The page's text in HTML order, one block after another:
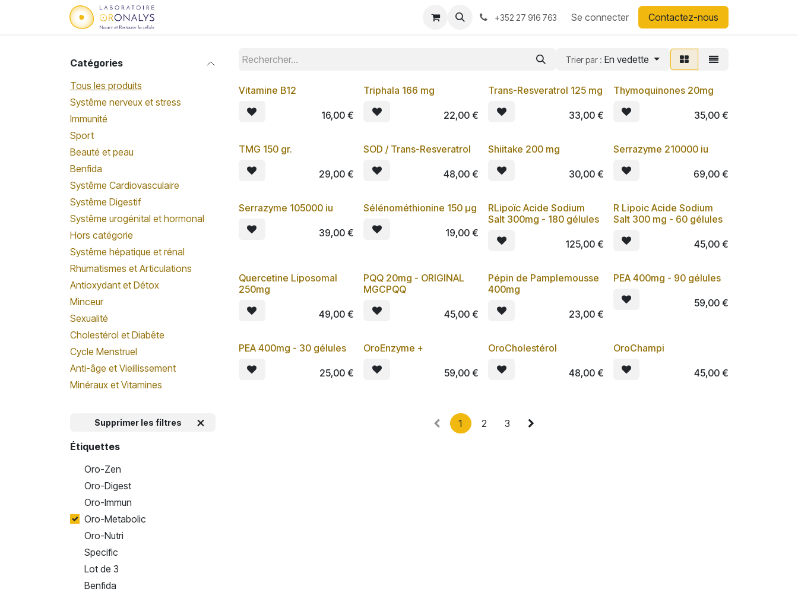
Se rendre au contenu
Blog +352 27 916 763 Se connecter Contactez-nous
Catégories
Tous les produits
Systême nerveux et stress
Immunité
Sport
Beauté et peau
Benfida
Systême Cardiovasculaire
Systême Digestif
Systême urogénital et hormonal
Hors catégorie
Systême hépatique et rénal
Rhumatismes et Articulations
Antioxydant et Détox
Minceur
Sexualité
Cholestérol et Diabête
Cycle Menstruel
Anti-âge et Vieillissement
Minéraux et Vitamines
Supprimer les filtres
Étiquettes
Oro-Zen
Oro-Digest
Oro-Immun
Oro-Metabolic
Oro-Nutri
Specific
Lot de 3
Benfida
Trier par : En vedette
Vitamine B12
16,00 €
Triphala 166 mg
22,00 € Lot de 3
Trans-Resveratrol 125 mg
33,00€
Thymoquinones 20mg
35,00€
TMG 150 gr.
29,00 € Lot de 3
SOD / Trans-Resveratrol
48,00 €
Shiitake 200 mg
30,00€ Lot de 3
Serrazyme 210000 iu
69,00€
Lot de 3
Serrazyme 105000 iu
39,00 €
Sélénométhionine 150 µg
19,00 € Lot de 3
RLipoïc Acide Sodium
Salt 300mg - 180 gélules
125,00€
R Lipoic Acide Sodium
Salt 300 mg - 60 gélules
45,00€
Quercetine Liposomal
250mg
49,00 €
PQQ 20mg - ORIGINAL
MGCPQQ
45,00 €
Lot de 3
Pépin de Pamplemousse
400mg
23,00€
PEA 400mg - 90 gélules
59,00€
PEA 400mg - 30 gélules
25,00 €
OroEnzyme +
59,00 €
OroCholestérol
48,00€
OroChampi
45,00€
1 2 3